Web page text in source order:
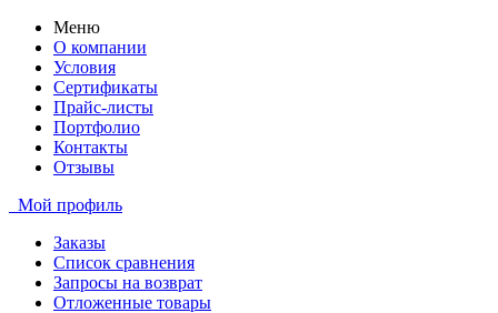
Меню
О компании
Условия
Сертификаты
Прайс-листы
Портфолио
Контакты
Отзывы
Мой профиль
Заказы
Список сравнения
Запросы на возврат
Отложенные товары